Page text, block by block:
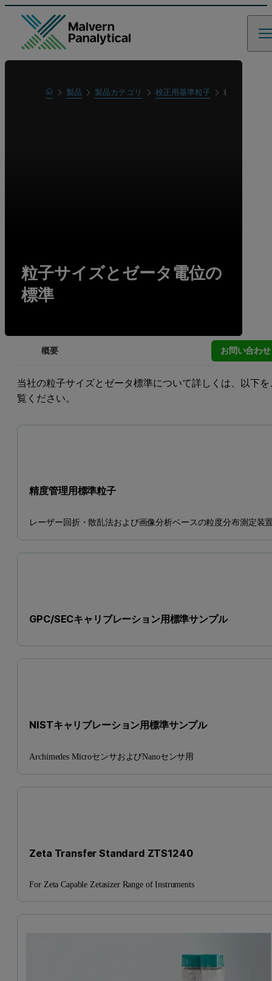
Home製品 製品カテゴリ 校正用基準粒子 粒子サイズ
粒子サイズとゼータ電位の
標準
概要 お問い合わせ
当社の粒子サイズとゼータ標準について詳しくは、以下を
覧ください。
精度管理用標準粒子
レーザー回折・散乱法および画像分析ベースの粒度分布測定装
GPC/SECキャリブレーション用標準サンプル
NISTキャリブレーション用標準サンプル
Archimedes MicroセンサおよびNanoセンサ用
Zeta Transfer Standard ZTS1240
For Zeta Capable Zetasizer Range of Instruments